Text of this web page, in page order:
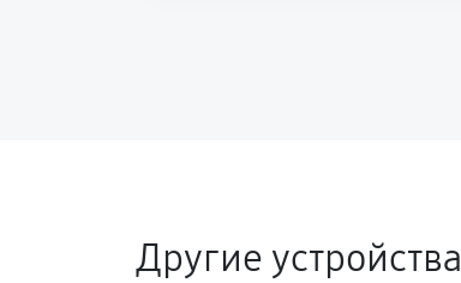
Другие устройства